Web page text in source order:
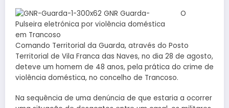
O
Comando Territorial da Guarda, através do Posto
Territorial de Vila Franca das Naves, no dia 28 de agosto,
deteve um homem de 48 anos, pela prática do crime de
violência doméstica, no concelho de Trancoso.
Na sequência de uma denúncia de que estaria a ocorrer